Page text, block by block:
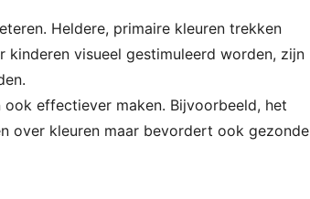
Heldere, primaire kleuren trekken
kinderen visueel gestimuleerd worden, zijn
effectiever maken. Bijvoorbeeld, het
over kleuren maar bevordert ook gezonde